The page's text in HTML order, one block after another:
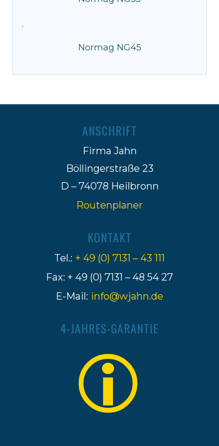
·
Normag NG45
ANSCHRIFT
Firma Jahn
Böllingerstraße 23
D – 74078 Heilbronn
Routenplaner
KONTAKT
Tel.: + 49 (0) 7131 – 43 111
Fax: + 49 (0) 7131 – 48 54 27
E-Mail: info@wjahn.de
4-JAHRES-GARANTIE